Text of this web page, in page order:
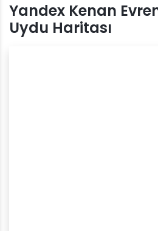
Yandex Kenan
Uydu Haritası